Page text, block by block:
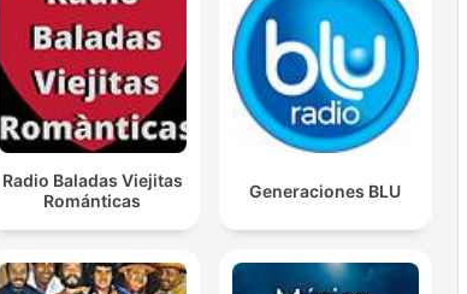
Radio Baladas Viejitas
Románticas
Generaciones BLU